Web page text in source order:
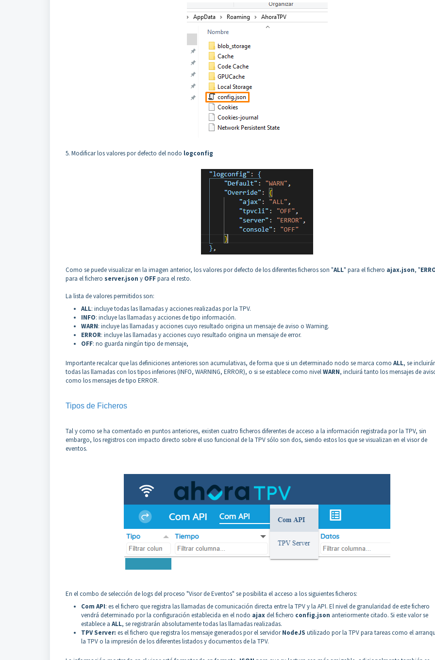
5. Modificar los valores por defecto del nodo logconfig
Como se puede visualizar en la imagen anterior, los valores por defecto de los diferentes ficheros son "ALL" para el fichero ajax.json, "
para el fichero server.json y OFFpara el resto.
La lista de valores permitidos son:
ALL: incluye todas las llamadas y acciones realizadas por la TPV.
INFO: incluye las llamadas y acciones de tipo información.
WARN: incluye las llamadas y acciones cuyo resultado origina un mensaje de aviso o Warning.
ERROR: incluye las llamadas y acciones cuyo resultado origina un mensaje de error.
OFF: no guarda ningún tipo de mensaje,
Importante recalcar que las definiciones anteriores son acumulativas, de forma que si un determinado nodo se marca como ALL, se
todas las llamadas con los tipos inferiores (INFO, WARNING, ERROR), o si se establece como nivelWARN, incluirá tanto los mensajes de
como los mensajes de tipo ERROR.
Tipos de Ficheros
Tal y como se ha comentado en puntos anteriores, existen cuatro ficheros diferentes de acceso a la información registrada por la TPV, sin
embargo, los registros con impacto directo sobre el uso funcional de la TPV sólo son dos, siendo estos los que se visualizan en el visor de
eventos.
En el combo de selección de logs del proceso "Visor de Eventos" se posibilita el acceso a los siguientes ficheros:
Com API: es el fichero que registra las llamadas de comunicación directa entre la TPV y la API. El nivel de granularidad de este fichero
vendrá determinado por la configuración establecida en el nodo ajaxdel fichero config.json anteriormente citado. Si este valor se
establece a ALL, se registrarán absolutamente todas las llamadas realizadas.
TPV Server: es el fichero que registra los mensaje generados por el servidorNodeJS utilizado por la TPV para tareas como el
la TPV o la impresión de los diferentes listados y documentos de la TPV.